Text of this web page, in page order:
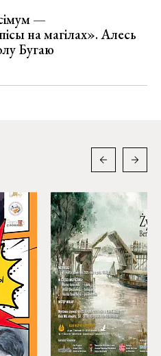
—
на магілах». Алесь
Бугаю